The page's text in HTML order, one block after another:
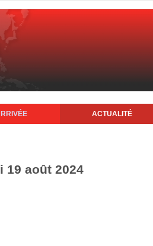
ACTUALITÉ
19 août 2024